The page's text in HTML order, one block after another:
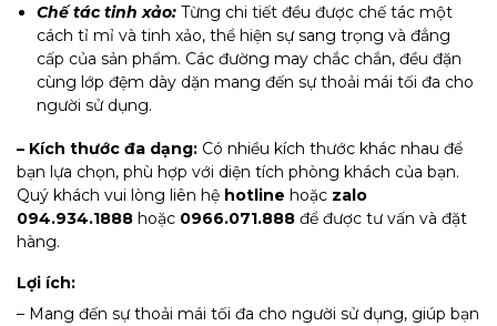
Chế tác tinh xảo: Từng chi tiết đều được chế tác một
cách tỉ mỉ và tinh xảo, thể hiện sự sang trọng và đẳng
cấp của sản phẩm. Các đường may chắc chắn, đều đặn
cùng lớp đệm dày dặn mang đến sự thoải mái tối đa cho
người sử dụng.
– Kích thước đa dạng: Có nhiều kích thước khác nhau để
bạn lựa chọn, phù hợp với diện tích phòng khách của bạn.
Quý khách vui lòng liên hệ hotline hoặc zalo
094.934.1888 hoặc 0966.071.888 để được tư vấn và đặt
hàng.
Lợi ích:
– Mang đến sự thoải mái tối đa cho người sử dụng, giúp bạn